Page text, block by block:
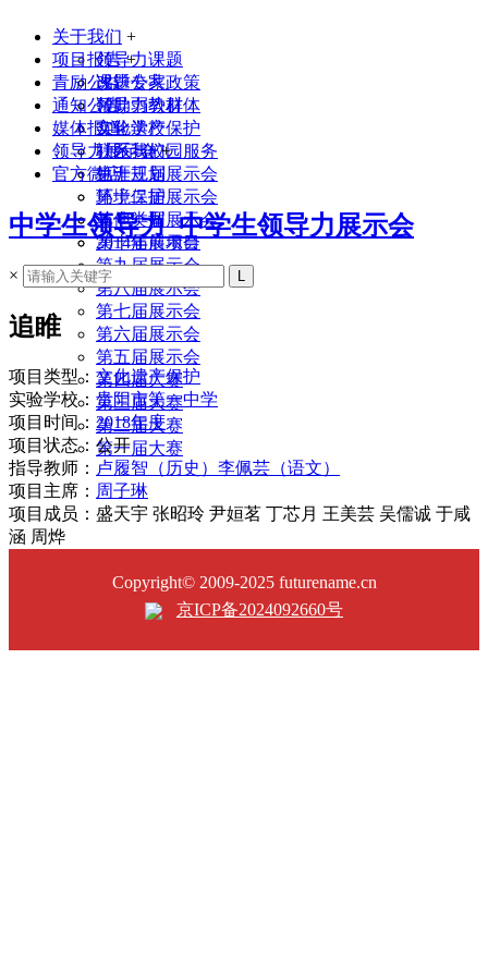
关于我们 +
领导力课题
课题专家
领导力教材
实验学校
联系我们
项目报告 +
改进公共政策
帮助弱势群体
文化遗产保护
社区与校园服务
生涯规划
环境保护
其他类型
2014年前项目
青励公益
通知公告
媒体报道
领导力展示会 +
第十三届展示会
第十二届展示会
第十一届展示会
第十届展示会
第九届展示会
第八届展示会
第七届展示会
第六届展示会
第五届展示会
第四届大赛
第三届大赛
第二届大赛
第一届大赛
官方微店
中学生领导力_中学生领导力展示会
×
追睢
项目类型： 文化遗产保护
实验学校： 贵阳市第一中学
项目时间： 2018年度
项目状态：公开
指导教师： 卢履智（历史）李佩芸（语文）
项目主席： 周子琳
项目成员：盛天宇 张昭玲 尹姮茗 丁芯月 王美芸 吴儒诚 于咸
涵 周烨
Copyright© 2009-2025 futurename.cn
京ICP备2024092660号